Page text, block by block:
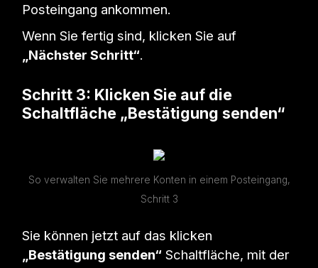
Posteingang ankommen.
Wenn Sie fertig sind, klicken Sie auf
„Nächster Schritt“.
Schritt 3: Klicken Sie auf die
Schaltfläche „Bestätigung senden“
So verwalten Sie mehrere Konten in einem Posteingang,
Schritt 3
Sie können jetzt auf das klicken
„Bestätigung senden“ Schaltfläche, mit der